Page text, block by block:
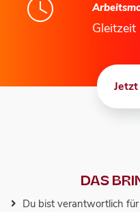
Gleitzeit
DAS
Du bist verantwortlich